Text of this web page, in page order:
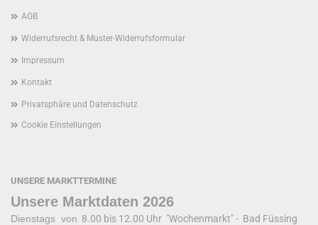
AGB
Widerrufsrecht & Muster-Widerrufsformular
Impressum
Kontakt
Privatsphäre und Datenschutz
Cookie Einstellungen
UNSERE MARKTTERMINE
Unsere Marktdaten 2026
Dienstags von 8.00 bis 12.00 Uhr "Wochenmarkt" - Bad Füssing